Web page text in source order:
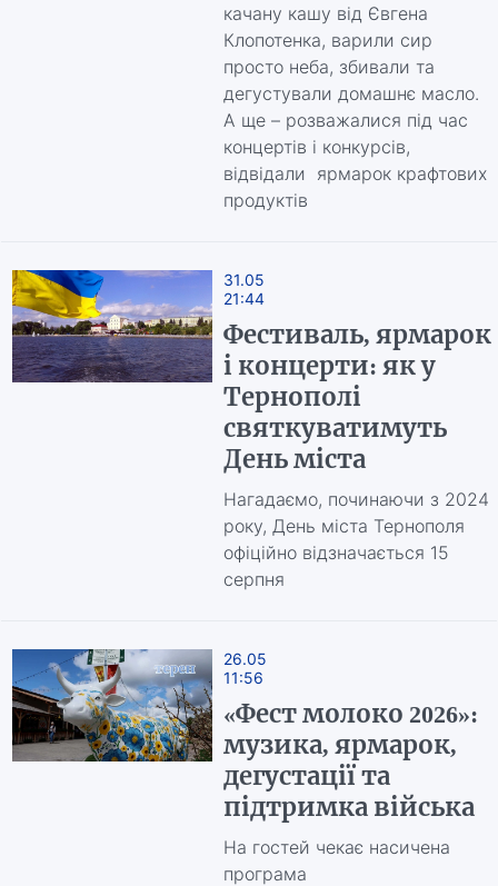
качану кашу від Євгена
Клопотенка, варили сир
просто неба, збивали та
дегустували домашнє масло.
А ще – розважалися під час
концертів і конкурсів,
відвідали ярмарок крафтових
продуктів
31.05
21:44
Фестиваль, ярмарок
і концерти: як у
Тернополі
святкуватимуть
День міста
Нагадаємо, починаючи з 2024
року, День міста Тернополя
офіційно відзначається 15
серпня
26.05
11:56
«Фест молоко 2026»:
музика, ярмарок,
дегустації та
підтримка війська
На гостей чекає насичена
програма